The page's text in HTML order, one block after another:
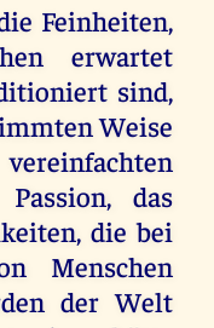
Feinheiten,
erwartet
sind,
Weise
das
die bei
Menschen
der Welt